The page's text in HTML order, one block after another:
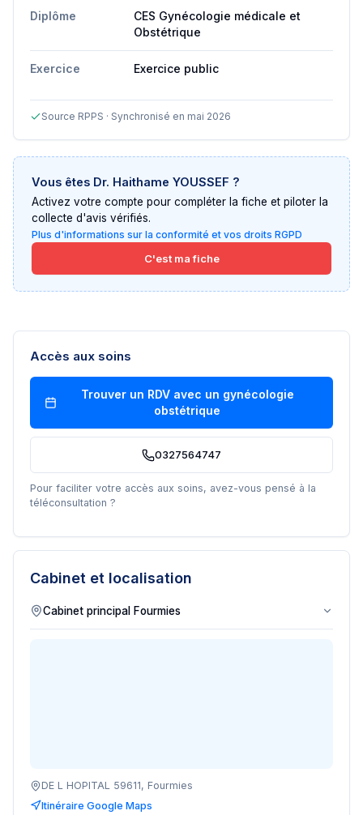
Diplôme
CES Gynécologie médicale et
Obstétrique
Exercice Exercice public
Source RPPS · Synchronisé en mai 2026
Vous êtes Dr. Haithame YOUSSEF ?
Activez votre compte pour compléter la fiche et piloter la
collecte d'avis vérifiés.
Plus d'informations sur la conformité et vos droits RGPD
C'est ma fiche
Accès aux soins
Trouver un RDV avec un gynécologie
obstétrique
0327564747
Pour faciliter votre accès aux soins, avez-vous pensé à la
téléconsultation ?
Cabinet et localisation
DE L HOPITAL 59611, Fourmies
Itinéraire Google Maps